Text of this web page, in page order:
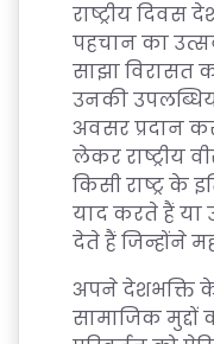
राष्ट्रीय
पहचान का
साझा विरासत
उनकी
अवसर प्रदान
लेकर राष्ट्रीय
किसी राष्ट्र के
याद करते हैं या
देते हैं जिन्होंने
अपने देशभक्ति के
सामाजिक